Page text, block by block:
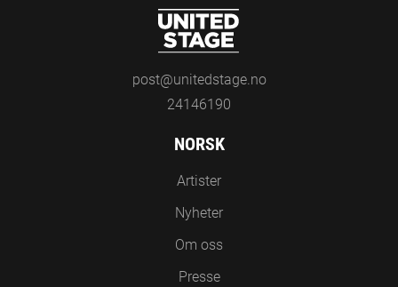
post@unitedstage.no
24146190
NORSK
Artister
Nyheter
Om oss
Presse